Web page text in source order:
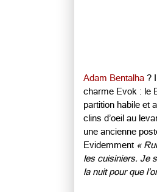
Adam Bentalha ?
charme Evok : le
partition habile et
clins d’oeil au
une ancienne
Evidemment «
les cuisiniers. Je
la nuit pour que